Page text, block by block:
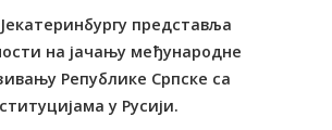
представља
на јачању међународне
Републике Српске са
у Русији.